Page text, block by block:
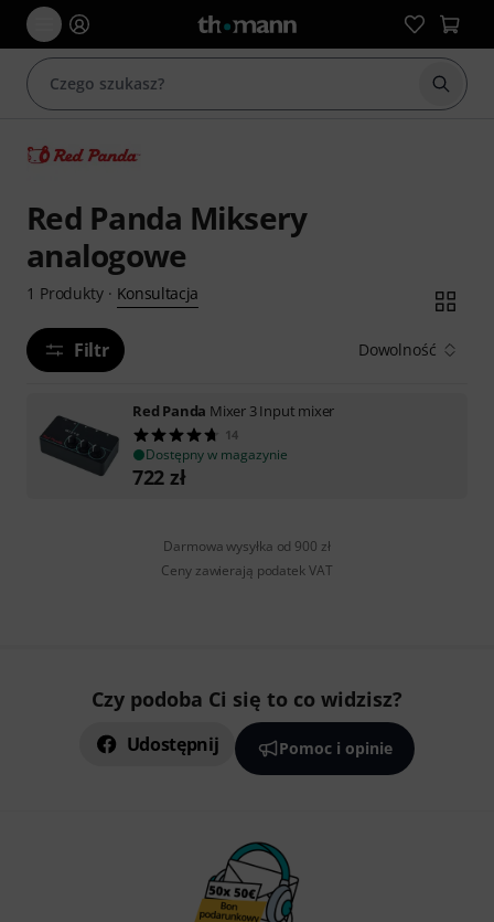
Red Panda Miksery
analogowe
1 Produkty· Konsultacja
Filtr Dowolność
Red Panda Mixer 3 Input mixer
14
Dostępny w magazynie
722 zł
Darmowa wysyłka od 900 zł
Ceny zawierają podatek VAT
Czy podoba Ci się to co widzisz?
Udostępnij Pomoc i opinie